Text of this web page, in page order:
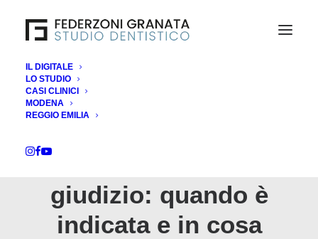
IL DIGITALE
LO STUDIO
CASI CLINICI
MODENA
REGGIO EMILIA
Estrazione dente del
giudizio: quando è
indicata e in cosa